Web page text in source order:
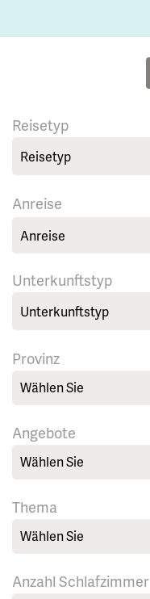
Reisetyp
Anreise
Unterkunftstyp
Provinz
Wählen Sie
Angebote
Wählen Sie
Thema
Wählen Sie
Anzahl Schlafzimmer